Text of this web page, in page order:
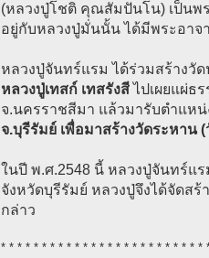
(หลวงปู่โชติ คุณสัมปันโน) เป็นพ
อยู่กับหลวงปู่มั่นนั้น ได้มีพระอาจ
หลวงปู่จันทร์แรม ได้ร่วมสร้างวั
หลวงปู่เทสก์ เทสรังสีไปเผยแผ่ธ
จ.นครราชสีมา แล้วมารับตำแห
จ.บุรีรัมย์ เพื่อมาสร้างวัดระหาน
ในปี พ.ศ.2548 นี้ หลวงปู่จันทร์แ
จังหวัดบุรีรัมย์ หลวงปู่จึงได้จัดส
กล่าว
* * * * * * * * * * * * * * * * * * * * * * * * *